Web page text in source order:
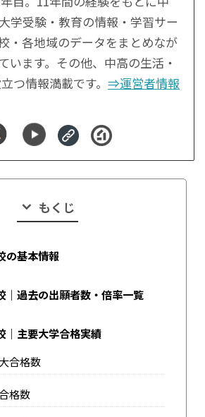
学受験・教育の情報・学習サー
・各地域のデータをまとめなが
います。その他、中高の生活・
つ情報満載です。 ⇒運営者情報
もくじ
の基本情報
｜過去の出願者数・倍率一覧
｜主要大学合格実績
合格数
格数